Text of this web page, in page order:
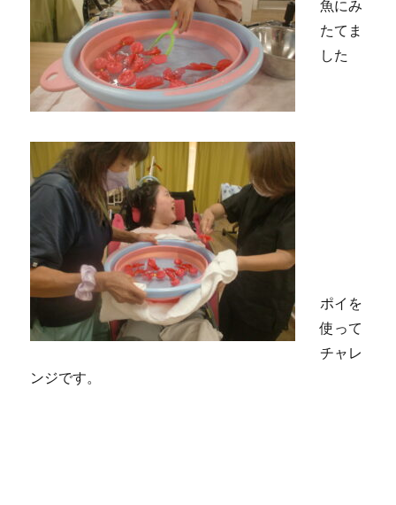
魚にみ
たてま
した
ポイを
使って
チャレ
ンジです。